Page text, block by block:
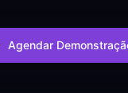
Agendar